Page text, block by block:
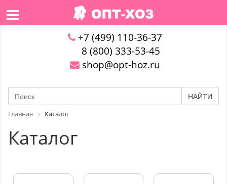
+7 (499) 110-36-37
8 (800) 333-53-45
shop@opt-hoz.ru
НАЙТИ
Главная Каталог
Каталог